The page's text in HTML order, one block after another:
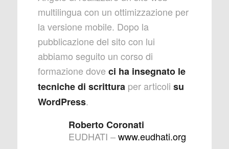
multilingua con un ottimizzazione per
la versione mobile. Dopo la
pubblicazione del sito con lui
abbiamo seguito un corso di
formazione dove ci ha insegnato le
tecniche di scrittura per articoli su
WordPress.
Roberto Coronati
EUDHATI – www.eudhati.org